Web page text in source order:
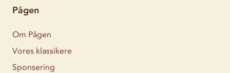
Pågen
Om Pågen
Vores klassikere
Sponsering